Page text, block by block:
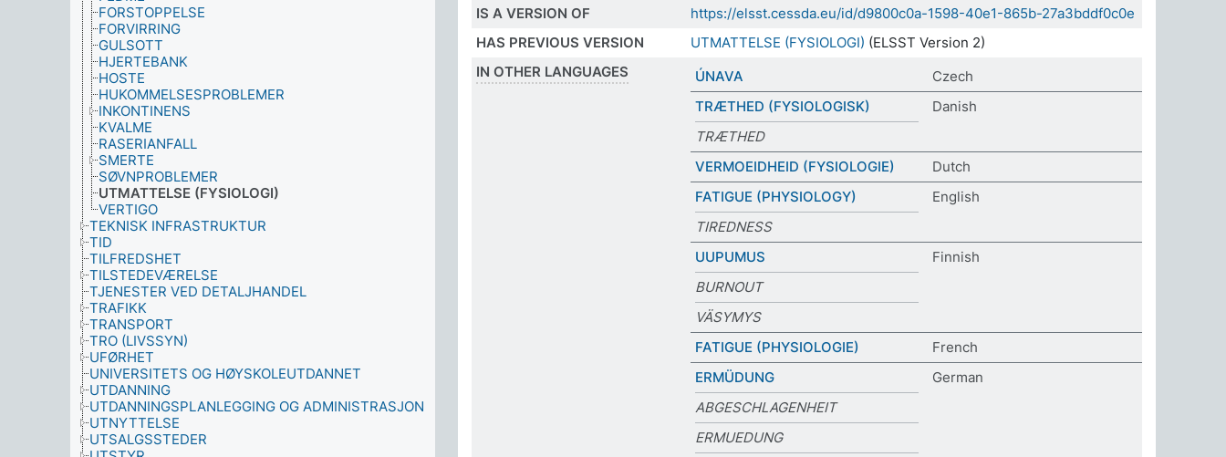
FORSTOPPELSE
FORVIRRING
GULSOTT
HJERTEBANK
HOSTE
HUKOMMELSESPROBLEMER
INKONTINENS
KVALME
RASERIANFALL
SMERTE
SØVNPROBLEMER
UTMATTELSE (FYSIOLOGI)
VERTIGO
TEKNISK INFRASTRUKTUR
TID
TILFREDSHET
TILSTEDEVÆRELSE
TJENESTER VED DETALJHANDEL
TRAFIKK
TRANSPORT
TRO (LIVSSYN)
UFØRHET
UNIVERSITETS OG HØYSKOLEUTDANNET
UTDANNING
UTDANNINGSPLANLEGGING OG ADMINISTRASJON
UTNYTTELSE
UTSALGSSTEDER
IS A VERSION OF
https://elsst.cessda.eu/id/d9800c0a-1598-40e1-865b-27a3bddf0c0e
HAS PREVIOUS VERSION
UTMATTELSE (FYSIOLOGI) (ELSST Version 2)
IN OTHER LANGUAGES
ÚNAVA
Czech
TRÆTHED (FYSIOLOGISK)
Danish
TRÆTHED
VERMOEIDHEID (FYSIOLOGIE)
Dutch
FATIGUE (PHYSIOLOGY)
English
TIREDNESS
UUPUMUS
Finnish
BURNOUT
VÄSYMYS
FATIGUE (PHYSIOLOGIE)
French
ERMÜDUNG
German
ABGESCHLAGENHEIT
ERMUEDUNG